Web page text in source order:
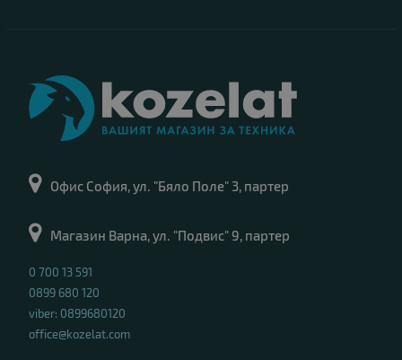
Офис София, ул. "Бяло Поле" 3, партер
Магазин Варна, ул. "Подвис" 9, партер
0 700 13 591
0899 680 120
viber: 0899680120
office@kozelat.com